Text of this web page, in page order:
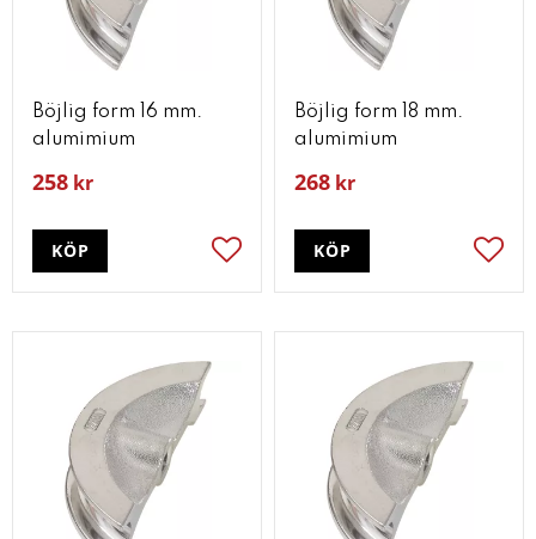
Böjlig form 16 mm.
alumimium
258 kr
Lägg till i favoriter
KÖP
Böjlig form 18 mm.
alumimium
268 kr
KÖP